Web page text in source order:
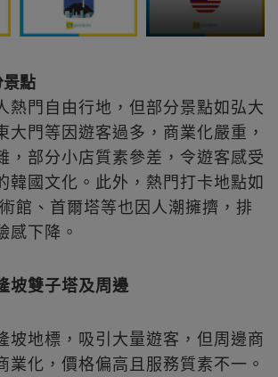
點
熱門自由行地，但部分景點如弘大
大門等因遊客過多，商業化嚴重，
，部分小店質素參差，令遊客感受
韓國文化。此外，熱門打卡地點如
館、首爾塔等也因人潮擁擠，排
感下降。
坡雙子塔及周邊
坡地標，吸引大量遊客，但周邊商
業化，價格偏高且服務質素不一。